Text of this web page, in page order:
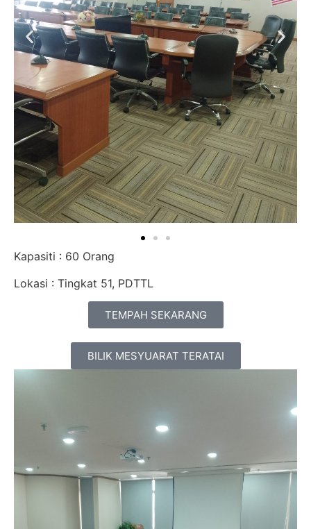
Kapasiti : 60 Orang
Lokasi : Tingkat 51, PDTTL
TEMPAH SEKARANG
BILIK MESYUARAT TERATAI